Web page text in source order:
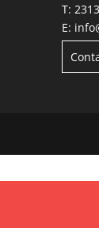
Τ:
Ε: